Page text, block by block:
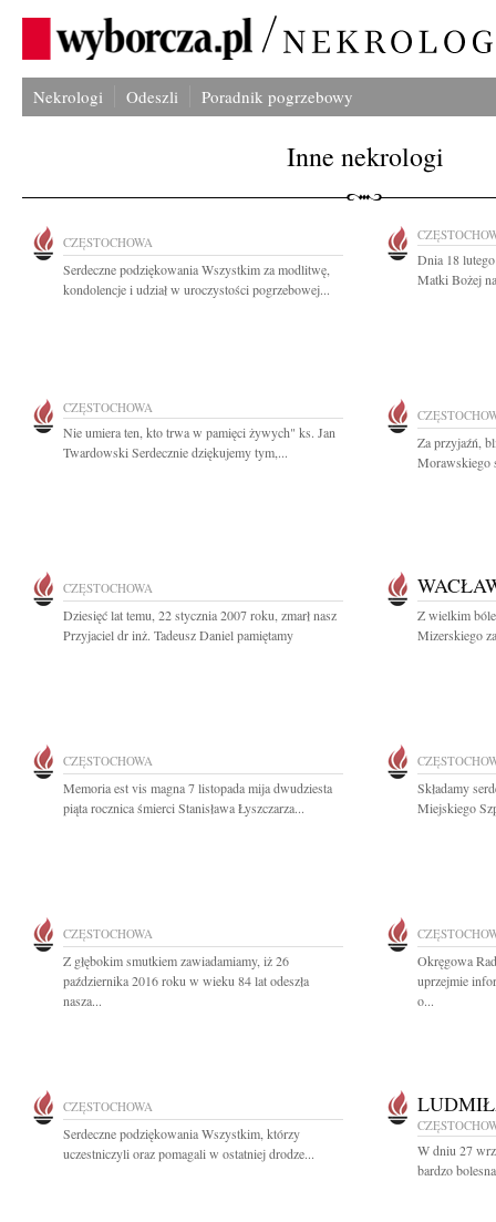
Nekrologi Odeszli Poradnik pogrzebowy
Inne nekrologi
CZĘSTOCHOWA
Serdeczne podziękowania Wszystkim za modlitwę,
kondolencje i udział w uroczystości pogrzebowej...
Dnia 18
Matki Bożej
CZĘSTOCHOWA
Nie umiera ten, kto trwa w pamięci żywych" ks. Jan
Twardowski Serdecznie dziękujemy tym,...
Za przyjaźń,
Morawskiego
CZĘSTOCHOWA
Dziesięć lat temu, 22 stycznia 2007 roku, zmarł nasz
Przyjaciel dr inż. Tadeusz Daniel pamiętamy
Z wielkim
Mizerskiego
CZĘSTOCHOWA
Memoria est vis magna 7 listopada mija dwudziesta
piąta rocznica śmierci Stanisława Łyszczarza...
Składamy
Miejskiego
CZĘSTOCHOWA
Z głębokim smutkiem zawiadamiamy, iż 26
października 2016 roku w wieku 84 lat odeszła
nasza...
Okręgowa
uprzejmie
o...
CZĘSTOCHOWA
Serdeczne podziękowania Wszystkim, którzy
uczestniczyli oraz pomagali w ostatniej drodze...
W dniu 27
bardzo